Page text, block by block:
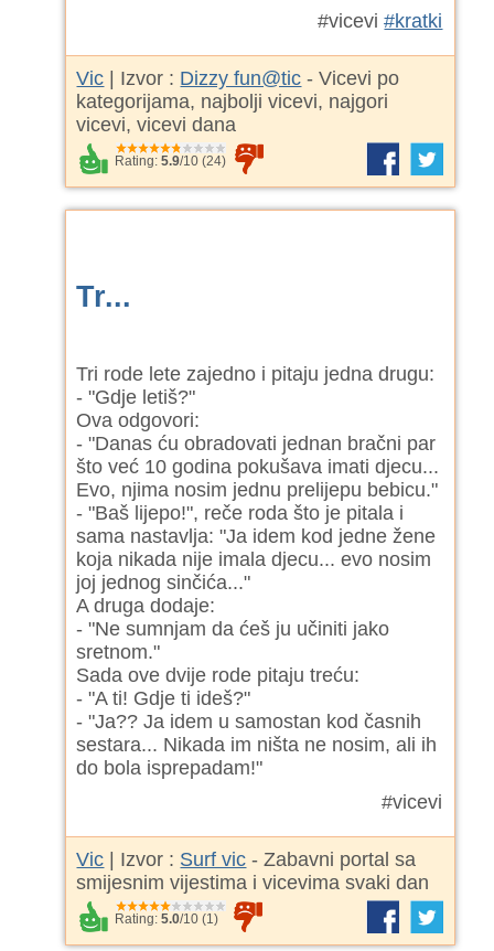
#vicevi#kratki
Vic | Izvor : Dizzy fun@tic - Vicevi po
kategorijama, najbolji vicevi, najgori
vicevi, vicevi dana
Rating:5.9/10 (24)
Tr...
Tri rode lete zajedno i pitaju jedna drugu:
- "Gdje letiš?"
Ova odgovori:
- "Danas ću obradovati jednan bračni par
što već 10 godina pokušava imati djecu...
Evo, njima nosim jednu prelijepu bebicu."
- "Baš lijepo!", reče roda što je pitala i
sama nastavlja: "Ja idem kod jedne žene
koja nikada nije imala djecu... evo nosim
joj jednog sinčića..."
A druga dodaje:
- "Ne sumnjam da ćeš ju učiniti jako
sretnom."
Sada ove dvije rode pitaju treću:
- "A ti! Gdje ti ideš?"
- "Ja?? Ja idem u samostan kod časnih
sestara... Nikada im ništa ne nosim, ali ih
do bola isprepadam!"
#vicevi
Vic | Izvor : Surf vic - Zabavni portal sa
smijesnim vijestima i vicevima svaki dan
Rating:5.0/10 (1)